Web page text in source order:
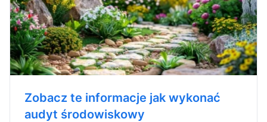
Zobacz te informacje jak wykonać
audyt środowiskowy